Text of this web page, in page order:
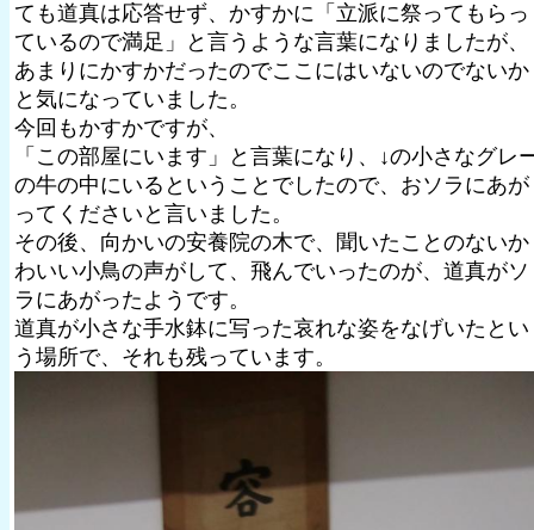
ても道真は応答せず、かすかに「立派に祭ってもらっ
ているので満足」と言うような言葉になりましたが、
あまりにかすかだったのでここにはいないのでないか
と気になっていました。
今回もかすかですが、
「この部屋にいます」と言葉になり、↓の小さなグレ
の牛の中にいるということでしたので、おソラにあが
ってくださいと言いました。
その後、向かいの安養院の木で、聞いたことのないか
わいい小鳥の声がして、飛んでいったのが、道真がソ
ラにあがったようです。
道真が小さな手水鉢に写った哀れな姿をなげいたとい
う場所で、それも残っています。